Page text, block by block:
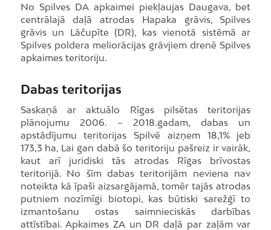
No Spilves DA apkaimei piekļaujas Daugava, bet
centrālajā daļā atrodas Hapaka grāvis, Spilves
grāvis un Lāčupīte (DR), kas vienotā sistēmā ar
Spilves poldera meliorācijas grāvjiem drenē Spilves
apkaimes teritoriju.
Dabas teritorijas
Saskaņā ar aktuālo Rīgas pilsētas teritorijas
plānojumu 2006. − 2018.gadam, dabas un
apstādījumu teritorijas Spilvē aizņem 18,1% jeb
173,3 ha, Lai gan dabā šo teritoriju pašreiz ir vairāk,
kaut arī juridiski tās atrodas Rīgas brīvostas
teritorijā. No šīm dabas teritorijām neviena nav
noteikta kā īpaši aizsargājamā, tomēr tajās atrodas
putniem nozīmīgi biotopi, kas būtiski sarežģī to
izmantošanu ostas saimnieciskās darbības
attīstībai. Apkaimes ZA un DR daļā par zaļām var